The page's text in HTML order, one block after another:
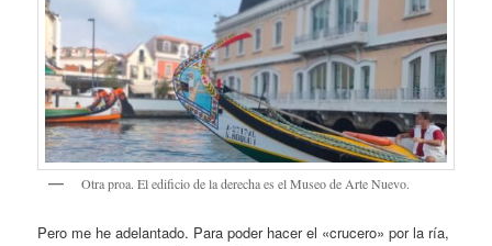
Otra proa. El edificio de la derecha es el Museo de Arte Nuevo.
Pero me he adelantado. Para poder hacer el «crucero» por la ría,